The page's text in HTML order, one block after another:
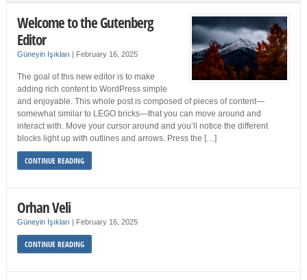
Welcome to the Gutenberg
Editor
Güneyin Işıkları | February 16, 2025
The goal of this new editor is to make
adding rich content to WordPress simple
and enjoyable. This whole post is composed of pieces of content—
somewhat similar to LEGO bricks—that you can move around and
interact with. Move your cursor around and you’ll notice the different
blocks light up with outlines and arrows. Press the […]
CONTINUE READING
Orhan Veli
Güneyin Işıkları | February 16, 2025
CONTINUE READING